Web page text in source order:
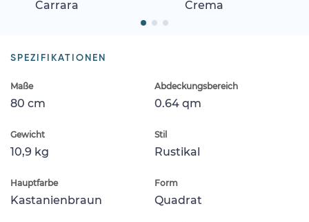
Carrara Crema
SPEZIFIKATIONEN
Maße
80 cm
Abdeckungsbereich
0.64 qm
Gewicht
10,9 kg
Stil
Rustikal
Hauptfarbe
Kastanienbraun
Form
Quadrat